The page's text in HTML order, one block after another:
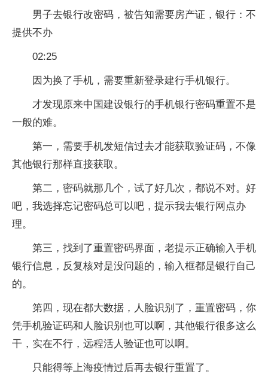
男子去银行改密码，被告知需要房产证，银行：不
提供不办
02:25
因为换了手机，需要重新登录建行手机银行。
才发现原来中国建设银行的手机银行密码重置不是
一般的难。
第一，需要手机发短信过去才能获取验证码，不像
其他银行那样直接获取。
第二，密码就那几个，试了好几次，都说不对。好
吧，我选择忘记密码总可以吧，提示我去银行网点办
理。
第三，找到了重置密码界面，老提示正确输入手机
银行信息，反复核对是没问题的，输入框都是银行自己
的。
第四，现在都大数据，人脸识别了，重置密码，你
凭手机验证码和人脸识别也可以啊，其他银行很多这么
干，实在不行，远程活人验证也可以啊。
只能得等上海疫情过后再去银行重置了。